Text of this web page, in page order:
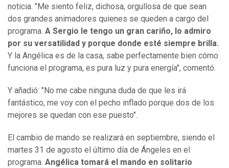
noticia. "Me siento feliz, dichosa, orgullosa de que sean
dos grandes animadores quienes se queden a cargo del
programa. A Sergio le tengo un gran cariño, lo admiro
por su versatilidad y porque donde esté siempre brilla.
Y la Angélica es de la casa, sabe perfectamente bien cómo
funciona el programa, es pura luz y pura energía", comentó.
Y añadió: "No me cabe ninguna duda de que les irá
fantástico, me voy con el pecho inflado porque dos de los
mejores se quedan con ese puesto".
El cambio de mando se realizará en septiembre, siendo el
martes 31 de agosto el último día de Ángeles en el
programa. Angélica tomará el mando en solitario